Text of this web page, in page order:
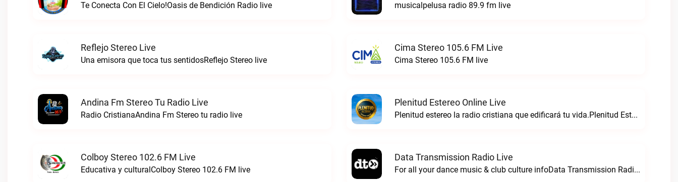
Te Conecta Con El Cielo!Oasis de Bendición Radio live musicalpelusa radio 89.9 fm live
Reflejo Stereo Live
Una emisora que toca tus sentidosReflejo Stereo live
Cima Stereo 105.6 FM Live
Cima Stereo 105.6 FM live
Andina Fm Stereo Tu Radio Live
Radio CristianaAndina Fm Stereo tu radio live
Plenitud Estereo Online Live
Plenitud estereo la radio cristiana que edificará tu vida.Plenitud Estereo Online live
Colboy Stereo 102.6 FM Live
Educativa y culturalColboy Stereo 102.6 FM live
Data Transmission Radio Live
For all your dance music & club culture infoData Transmission Radio live